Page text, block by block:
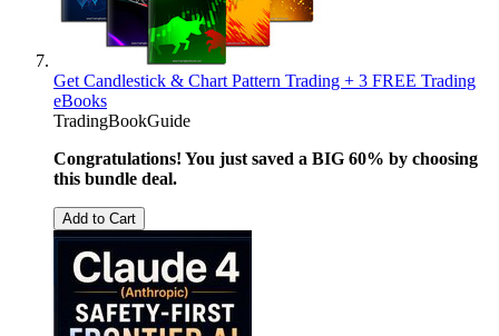
Get Candlestick & Chart Pattern Trading + 3 FREE Trading
eBooks
TradingBookGuide
Congratulations! You just saved a BIG 60% by choosing
this bundle deal.
Add to Cart